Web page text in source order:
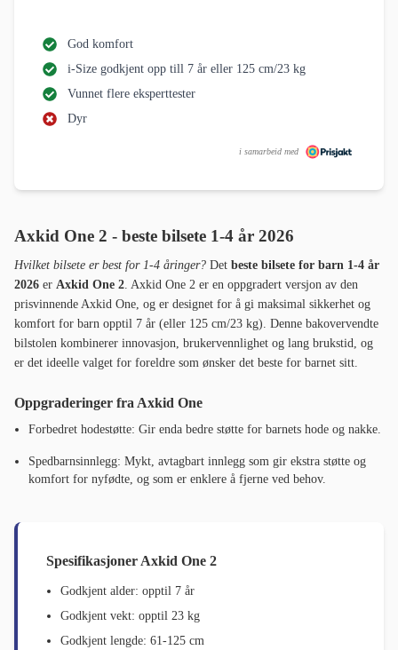
God komfort
i-Size godkjent opp till 7 år eller 125 cm/23 kg
Vunnet flere eksperttester
Dyr
i samarbeid med
Axkid One 2 - beste bilsete 1-4 år 2026
Hvilket bilsete er best for 1-4 åringer? Det beste bilsete for barn 1-4 år
2026 er Axkid One 2 . Axkid One 2 er en oppgradert versjon av den
prisvinnende Axkid One, og er designet for å gi maksimal sikkerhet og
komfort for barn opptil 7 år (eller 125 cm/23 kg). Denne bakovervendte
bilstolen kombinerer innovasjon, brukervennlighet og lang brukstid, og
er det ideelle valget for foreldre som ønsker det beste for barnet sitt.
Oppgraderinger fra Axkid One
Forbedret hodestøtte: Gir enda bedre støtte for barnets hode og nakke.
Spedbarnsinnlegg: Mykt, avtagbart innlegg som gir ekstra støtte og
komfort for nyfødte, og som er enklere å fjerne ved behov.
Spesifikasjoner Axkid One 2
Godkjent alder: opptil 7 år
Godkjent vekt: opptil 23 kg
Godkjent lengde: 61-125 cm